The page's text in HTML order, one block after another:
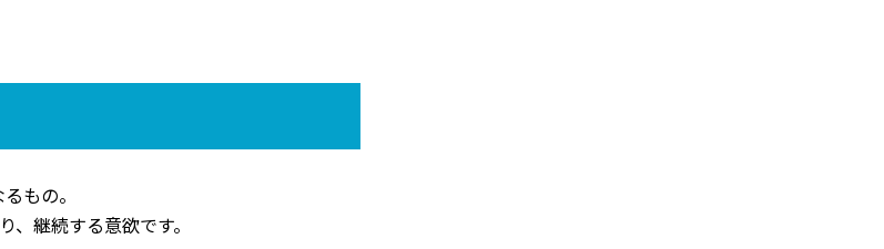
もの。
継続する意欲です。